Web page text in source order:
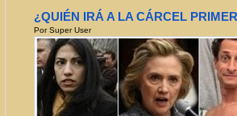
¿QUIÉN IRÁ A LA CÁRCEL
PorSuper User